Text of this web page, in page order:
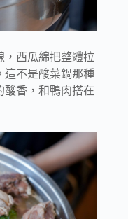
，西瓜綿把整體拉
這不是酸菜鍋那種
酸香，和鴨肉搭在